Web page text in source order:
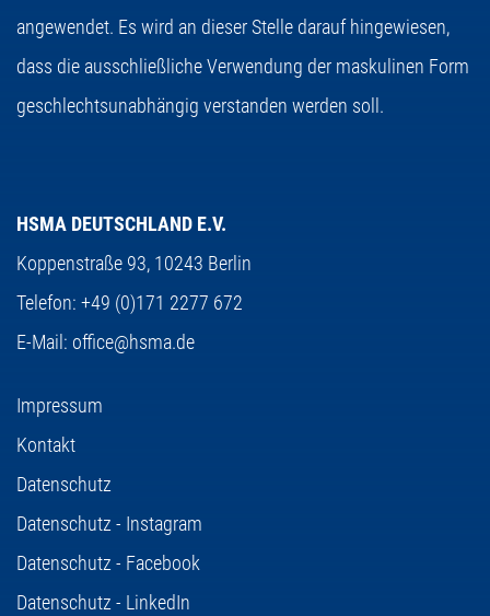
angewendet. Es wird an dieser Stelle darauf hingewiesen,
dass die ausschließliche Verwendung der maskulinen Form
geschlechtsunabhängig verstanden werden soll.
HSMA DEUTSCHLAND E.V.
Koppenstraße 93, 10243 Berlin
Telefon: +49 (0)171 2277 672
E-Mail: office@hsma.de
Impressum
Kontakt
Datenschutz
Datenschutz - Instagram
Datenschutz - Facebook
Datenschutz - LinkedIn